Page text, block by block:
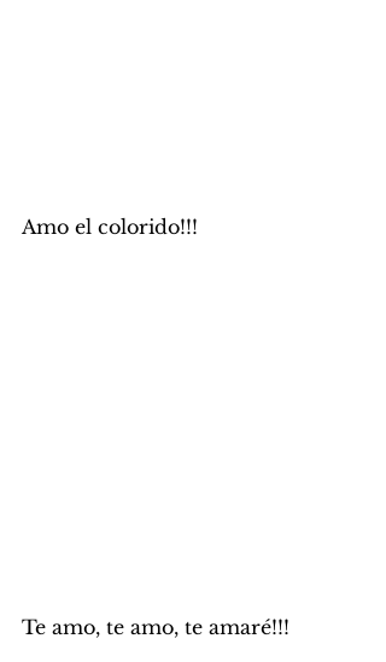
Amo el colorido!!!
Te amo, te amo, te amaré!!!